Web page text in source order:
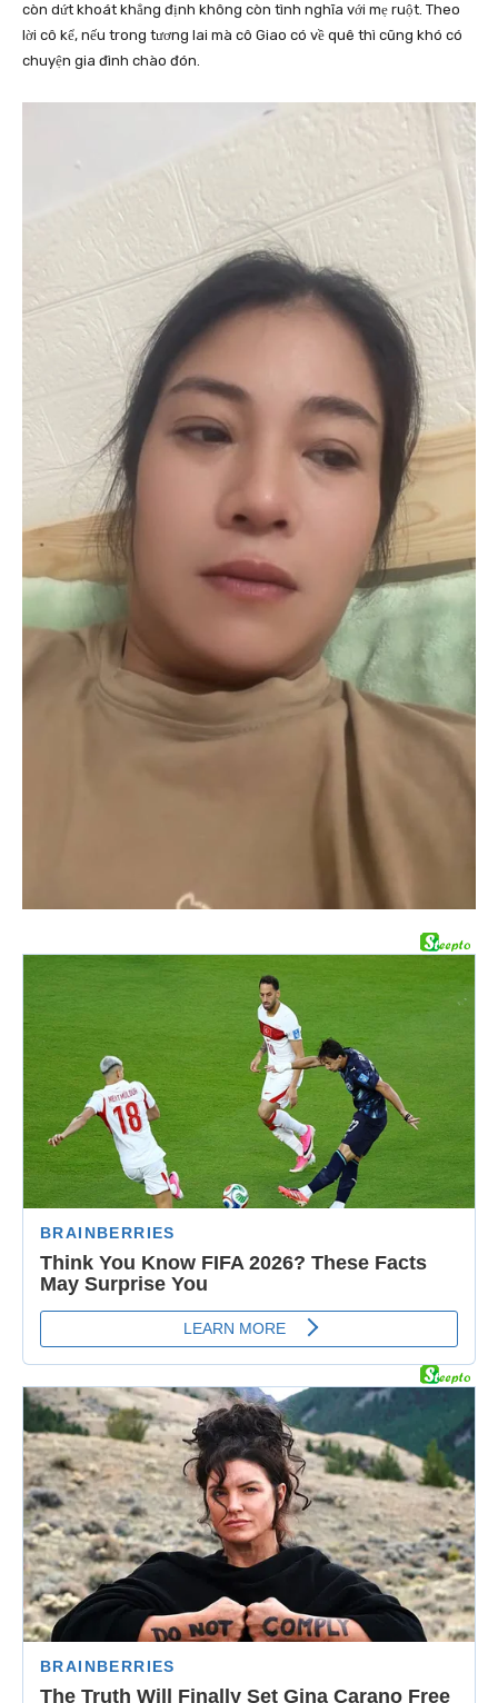
còn dứt khoát khẳng định không còn tình nghĩa với mẹ ruột. Theo
lời cô kể, nếu trong tương lai mà cô Giao có về quê thì cũng khó có
chuyện gia đình chào đón.